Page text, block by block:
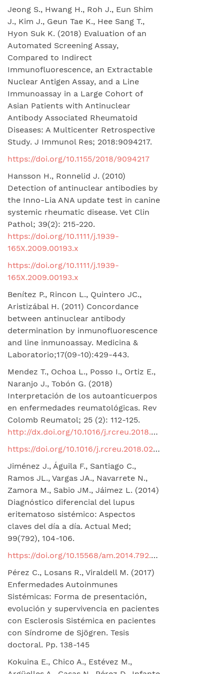
Jeong S., Hwang H., Roh J., Eun Shim
J., Kim J., Geun Tae K., Hee Sang T.,
Hyon Suk K. (2018) Evaluation of an
Automated Screening Assay,
Compared to Indirect
Immunofluorescence, an Extractable
Nuclear Antigen Assay, and a Line
Immunoassay in a Large Cohort of
Asian Patients with Antinuclear
Antibody Associated Rheumatoid
Diseases: A Multicenter Retrospective
Study. J Immunol Res; 2018:9094217.
https://doi.org/10.1155/2018/9094217
Hansson H., Ronnelid J. (2010)
Detection of antinuclear antibodies by
the Inno-Lia ANA update test in canine
systemic rheumatic disease. Vet Clin
Pathol; 39(2): 215-220.
https://doi.org/10.1111/j.1939-
165X.2009.00193.x
https://doi.org/10.1111/j.1939-
165X.2009.00193.x
Benítez P., Rincon L., Quintero JC.,
Aristizábal H. (2011) Concordance
between antinuclear antibody
determination by inmunofluorescence
and line inmunoassay. Medicina &
Laboratorio;17(09-10):429-443.
Mendez T., Ochoa L., Posso I., Ortiz E.,
Naranjo J., Tobón G. (2018)
Interpretación de los autoanticuerpos
en enfermedades reumatológicas. Rev
Colomb Reumatol; 25 (2): 112-125.
http://dx.doi.org/10.1016/j.rcreu.2018.02.004
https://doi.org/10.1016/j.rcreu.2018.02.004
Jiménez J., Águila F., Santiago C.,
Ramos JL., Vargas JA., Navarrete N.,
Zamora M., Sabio JM., Jáimez L. (2014)
Diagnóstico diferencial del lupus
eritematoso sistémico: Aspectos
claves del día a día. Actual Med;
99(792), 104-106.
https://doi.org/10.15568/am.2014.792.pm01
Pérez C., Losans R., Viraldell M. (2017)
Enfermedades Autoinmunes
Sistémicas: Forma de presentación,
evolución y supervivencia en pacientes
con Esclerosis Sistémica en pacientes
con Síndrome de Sjögren. Tesis
doctoral. Pp. 138-145
Kokuina E., Chico A., Estévez M.,